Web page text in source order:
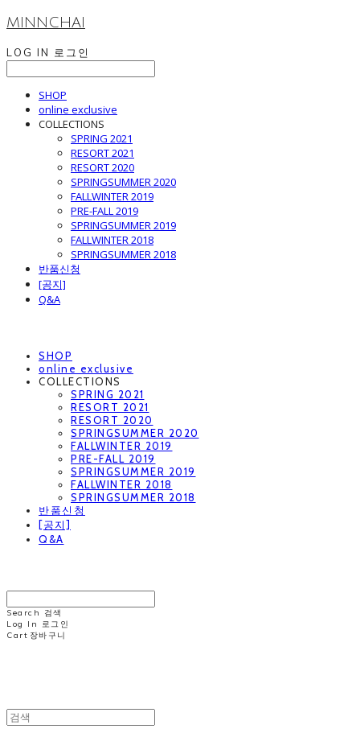
MINNCHAI
LOG IN 로그인
SHOP
online exclusive
COLLECTIONS
SPRING 2021
RESORT 2021
RESORT 2020
SPRINGSUMMER 2020
FALLWINTER 2019
PRE-FALL 2019
SPRINGSUMMER 2019
FALLWINTER 2018
SPRINGSUMMER 2018
반품신청
[공지]
Q&A
SHOP
online exclusive
COLLECTIONS
SPRING 2021
RESORT 2021
RESORT 2020
SPRINGSUMMER 2020
FALLWINTER 2019
PRE-FALL 2019
SPRINGSUMMER 2019
FALLWINTER 2018
SPRINGSUMMER 2018
반품신청
[공지]
Q&A
Search
검색
Log In
로그인
Cart 장바구니